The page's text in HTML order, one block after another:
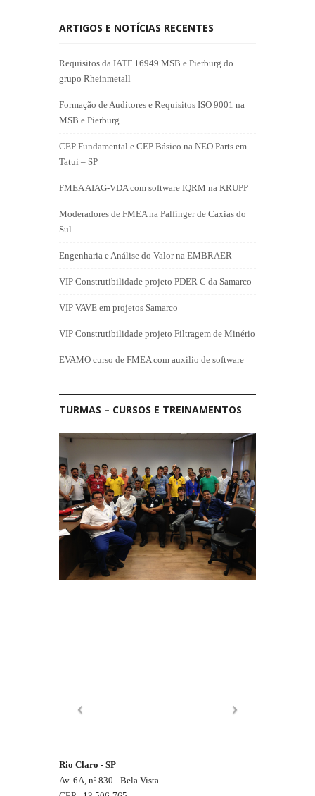
ARTIGOS E NOTÍCIAS RECENTES
Requisitos da IATF 16949 MSB e Pierburg do
grupo Rheinmetall
Formação de Auditores e Requisitos ISO 9001 na
MSB e Pierburg
CEP Fundamental e CEP Básico na NEO Parts em
Tatui – SP
FMEA AIAG-VDA com software IQRM na KRUPP
Moderadores de FMEA na Palfinger de Caxias do
Sul.
Engenharia e Análise do Valor na EMBRAER
VIP Construtibilidade projeto PDER C da Samarco
VIP VAVE em projetos Samarco
VIP Construtibilidade projeto Filtragem de Minério
EVAMO curso de FMEA com auxilio de software
TURMAS – CURSOS E TREINAMENTOS
Rio Claro - SP
Av. 6A, nº 830 - Bela Vista